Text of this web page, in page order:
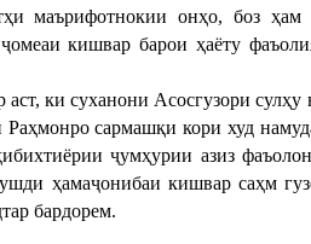
маърифотнокии онҳо, боз
кишвар барои ҳаёту
ки суханони Асосгузори сулҳу
сармашқи кори худ
ҷумҳурии азиз
ҳамаҷонибаи кишвар саҳм
бардорем.